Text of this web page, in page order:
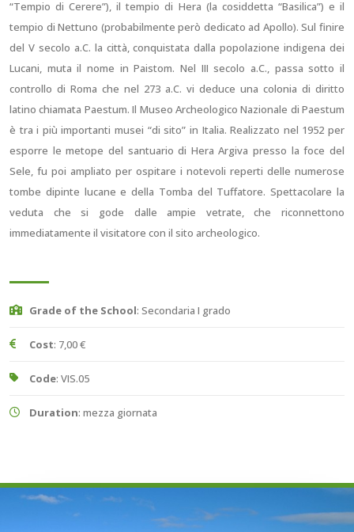
“Tempio di Cerere”), il tempio di Hera (la cosiddetta “Basilica”) e il
tempio di Nettuno (probabilmente però dedicato ad Apollo). Sul finire
del V secolo a.C. la città, conquistata dalla popolazione indigena dei
Lucani, muta il nome in Paistom. Nel III secolo a.C., passa sotto il
controllo di Roma che nel 273 a.C. vi deduce una colonia di diritto
latino chiamata Paestum. Il Museo Archeologico Nazionale di Paestum
è tra i più importanti musei “di sito” in Italia. Realizzato nel 1952 per
esporre le metope del santuario di Hera Argiva presso la foce del
Sele, fu poi ampliato per ospitare i notevoli reperti delle numerose
tombe dipinte lucane e della Tomba del Tuffatore. Spettacolare la
veduta che si gode dalle ampie vetrate, che riconnettono
immediatamente il visitatore con il sito archeologico.
Grade of the School: Secondaria I grado
Cost: 7,00 €
Code: VIS.05
Duration: mezza giornata